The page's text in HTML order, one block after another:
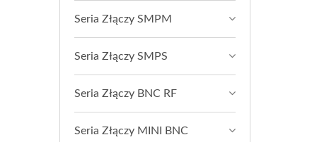
Seria Złączy SMPM
Seria Złączy SMPS
Seria Złączy BNC RF
Seria Złączy MINI BNC